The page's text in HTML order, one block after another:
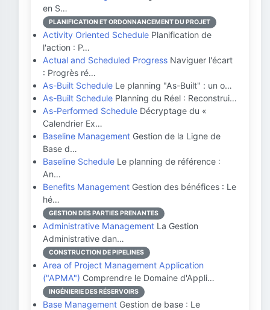
en S…
PLANIFICATION ET ORDONNANCEMENT DU PROJET
Activity Oriented Schedule Planification de
l'action : P…
Actual and Scheduled Progress Naviguer l'écart
: Progrès ré…
As-Built Schedule Le planning "As-Built" : un o…
As-Built Schedule Planning du Réel : Reconstrui…
As-Performed Schedule Décryptage du «
Calendrier Ex…
Baseline Management Gestion de la Ligne de
Base d…
Baseline Schedule Le planning de référence :
An…
Benefits Management Gestion des bénéfices : Le
hé…
GESTION DES PARTIES PRENANTES
Administrative Management La Gestion
Administrative dan…
CONSTRUCTION DE PIPELINES
Area of Project Management Application
("APMA") Comprendre le Domaine d'Appli…
INGÉNIERIE DES RÉSERVOIRS
Base Management Gestion de base : Le